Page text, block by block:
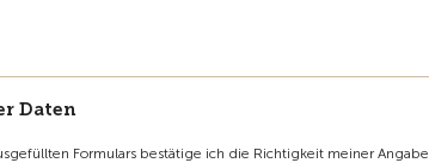
Daten
Formulars bestätige ich die Richtigkeit meiner